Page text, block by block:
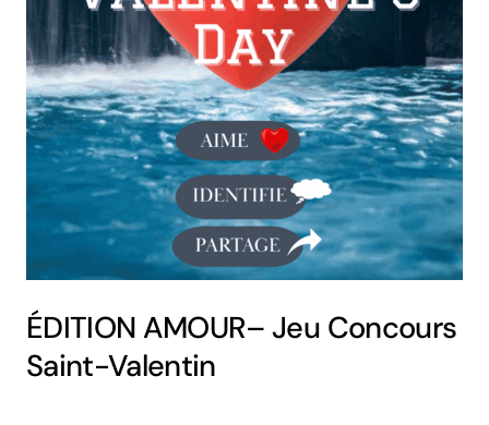
ÉDITION AMOUR– Jeu Concours
Saint-Valentin